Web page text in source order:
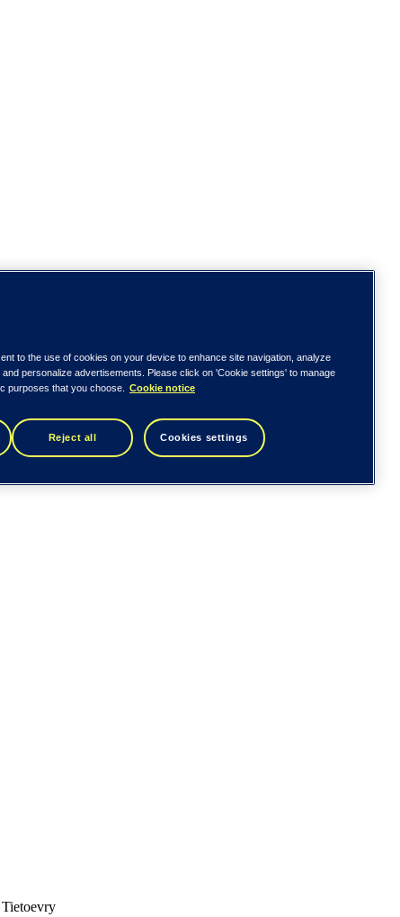
to the use of cookies on your device to enhance site navigation, analyze
personalize advertisements. Please click on 'Cookie settings' to manage
purposes that you choose.
Cookie notice
Reject all Cookies settings